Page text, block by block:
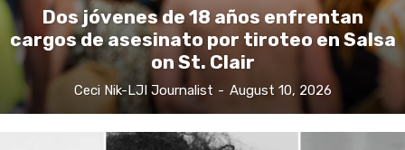
Dos jóvenes de 18 años enfrentan
cargos de asesinato por tiroteo en Salsa
on St. Clair
Ceci Nik-LJI Journalist - August 10, 2026